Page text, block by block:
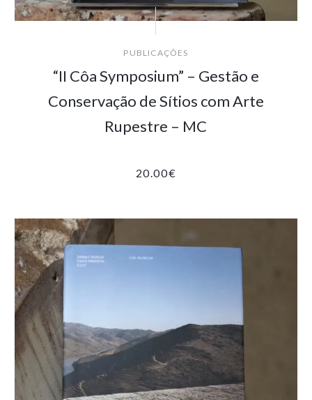
PUBLICAÇÕES
“II Côa Symposium” – Gestão e
Conservação de Sítios com Arte
Rupestre – MC
20.00€